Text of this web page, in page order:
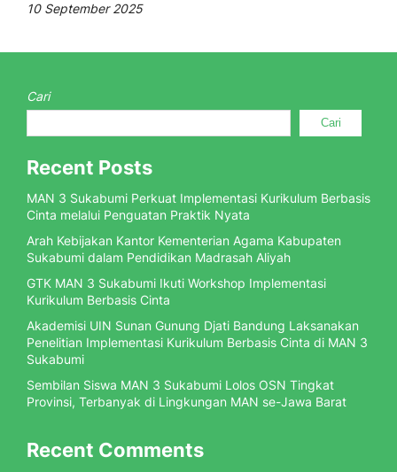
10 September 2025
Cari
Cari
Recent Posts
MAN 3 Sukabumi Perkuat Implementasi Kurikulum Berbasis
Cinta melalui Penguatan Praktik Nyata
Arah Kebijakan Kantor Kementerian Agama Kabupaten
Sukabumi dalam Pendidikan Madrasah Aliyah
GTK MAN 3 Sukabumi Ikuti Workshop Implementasi
Kurikulum Berbasis Cinta
Akademisi UIN Sunan Gunung Djati Bandung Laksanakan
Penelitian Implementasi Kurikulum Berbasis Cinta di MAN 3
Sukabumi
Sembilan Siswa MAN 3 Sukabumi Lolos OSN Tingkat
Provinsi, Terbanyak di Lingkungan MAN se-Jawa Barat
Recent Comments